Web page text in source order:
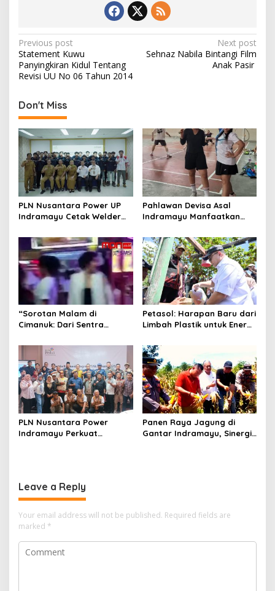
o
k
n
P
o
s
t
n
a
v
i
g
a
t
i
o
n
Previous post
Statement Kuwu
Panyingkiran Kidul Tentang
Revisi UU No 06 Tahun 2014
Next post
Sehnaz Nabila Bintangi Film
Anak Pasir
Don't Miss
PLN Nusantara Power UP
Indramayu Cetak Welder
Peluang Kerja bagi Warga
Ring Satu
Pahlawan Devisa Asal
Indramayu Manfaatkan
Aktivitas Positif di Hong
Kong
“Sorotan Malam di
Cimanuk: Dari Sentra
Remang-Remang”
Petasol: Harapan Baru dari
Limbah Plastik untuk Energi
PLN Nusantara Power
Indramayu Perkuat
Panen Raya Jagung di
Gantar Indramayu, Sinergi
Leave a Reply
Your email address will not be published. Required fields are
marked *